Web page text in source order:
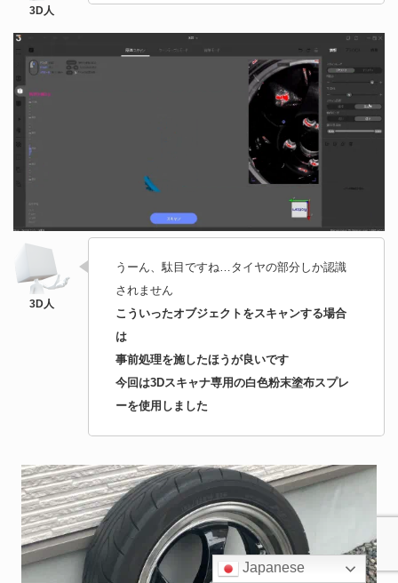
うーん、駄目ですね…タイヤの部分しか認識
されません
こういったオブジェクトをスキャンする場合
は
事前処理を施したほうが良いです
今回は3Dスキャナ専用の白色粉末塗布スプレ
ーを使用しました
Japanese